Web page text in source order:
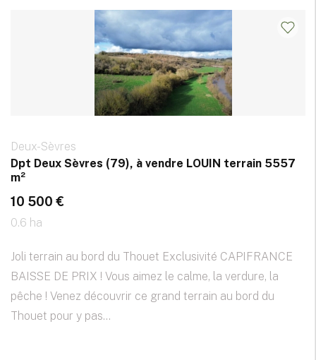
Deux-Sèvres
Dpt Deux Sèvres (79), à vendre LOUIN terrain 5557
m²
10 500 €
0.6 ha
Joli terrain au bord du Thouet Exclusivité CAPIFRANCE
BAISSE DE PRIX ! Vous aimez le calme, la verdure, la
pêche ! Venez découvrir ce grand terrain au bord du
Thouet pour y pas...